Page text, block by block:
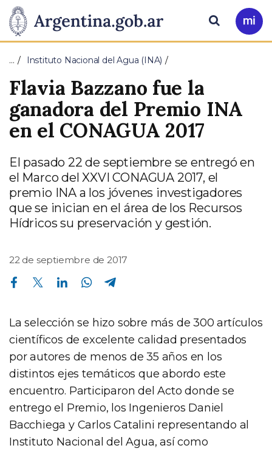
Presidencia
de
la
Nación
Pasar al contenido principal
Ir
a
Buscar
… Instituto Nacional del Agua (INA)
Flavia Bazzano fue la
ganadora del Premio INA
en el CONAGUA 2017
El pasado 22 de septiembre se entregó en
el Marco del XXVI CONAGUA 2017, el
premio INA a los jóvenes investigadores
que se inician en el área de los Recursos
Hídricos su preservación y gestión.
22 de septiembre de 2017
Compartir en Facebook Compartir en Twitter Compartir en Linkedin Compartir en Whatsapp
La selección se hizo sobre más de 300 artículos
científicos de excelente calidad presentados
por autores de menos de 35 años en los
distintos ejes temáticos que abordo este
encuentro. Participaron del Acto donde se
entrego el Premio, los Ingenieros Daniel
Bacchiega y Carlos Catalini representando al
Instituto Nacional del Agua, así como